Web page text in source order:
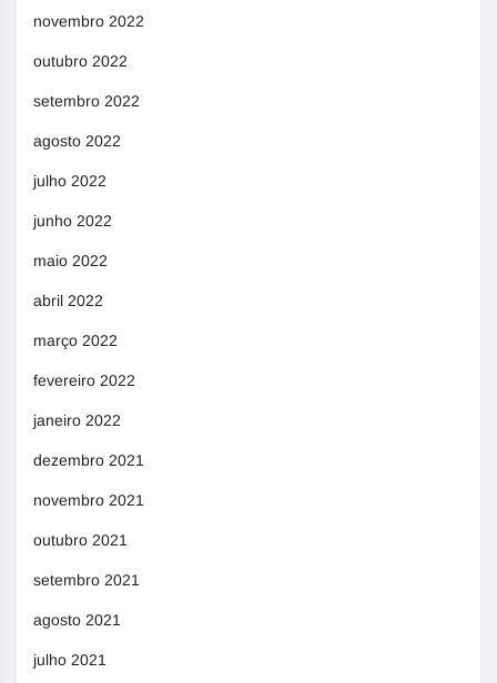
novembro 2022
outubro 2022
setembro 2022
agosto 2022
julho 2022
junho 2022
maio 2022
abril 2022
março 2022
fevereiro 2022
janeiro 2022
dezembro 2021
novembro 2021
outubro 2021
setembro 2021
agosto 2021
julho 2021